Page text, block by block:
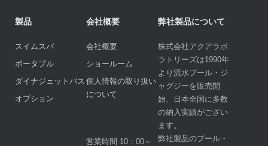
製品
スイムスパ
ポータブル
ダイナジェットバス
オプション
会社概要
会社概要
ショールーム
個人情報の取り扱い
について
営業時間 10：00～
弊社製品について
株式会社アクアラボ
ラトリーズは1990年
より流水プール・ジ
ャグジーを販売開
始、日本全国に多数
の納入実績がござい
ます。
弊社製品のプール・